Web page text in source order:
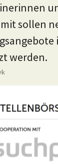
sollen
werden.